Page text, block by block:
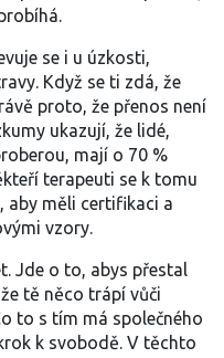
se i u úzkosti,
Když se ti zdá, že
proto, že přenos není
ukazují, že lidé,
mají o 70 %
terapeuti se k tomu
aby měli certifikaci a
vzory.
Jde o to, abys přestal
tě něco trápí vůči
to s tím má společného
k svobodě. V těchto